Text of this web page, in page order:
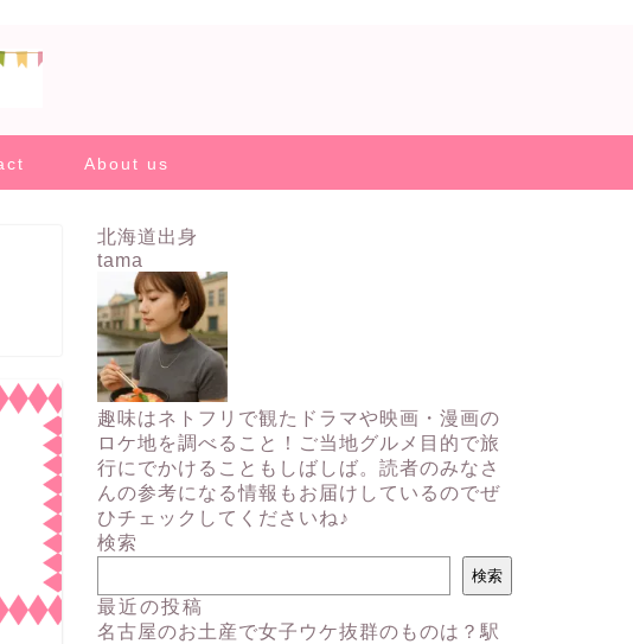
About us
北海道出身
tama
趣味はネトフリで観たドラマや映画・漫画の
ロケ地を調べること！ご当地グルメ目的で旅
行にでかけることもしばしば。読者のみなさ
んの参考になる情報もお届けしているのでぜ
ひチェックしてくださいね♪
検索
検索
最近の投稿
名古屋のお土産で女子ウケ抜群のものは？駅